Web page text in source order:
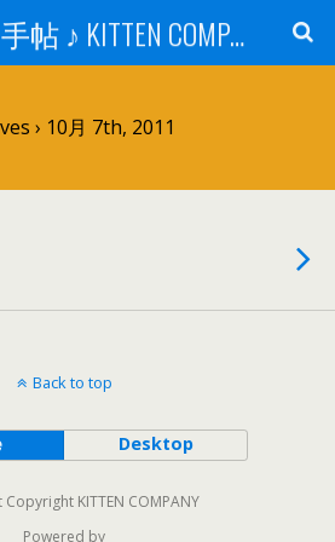
はなうた手帖 ♪ KITTEN COMPANY
› 10月 7th, 2011
Back to top
Desktop
KITTEN COMPANY
Powered by